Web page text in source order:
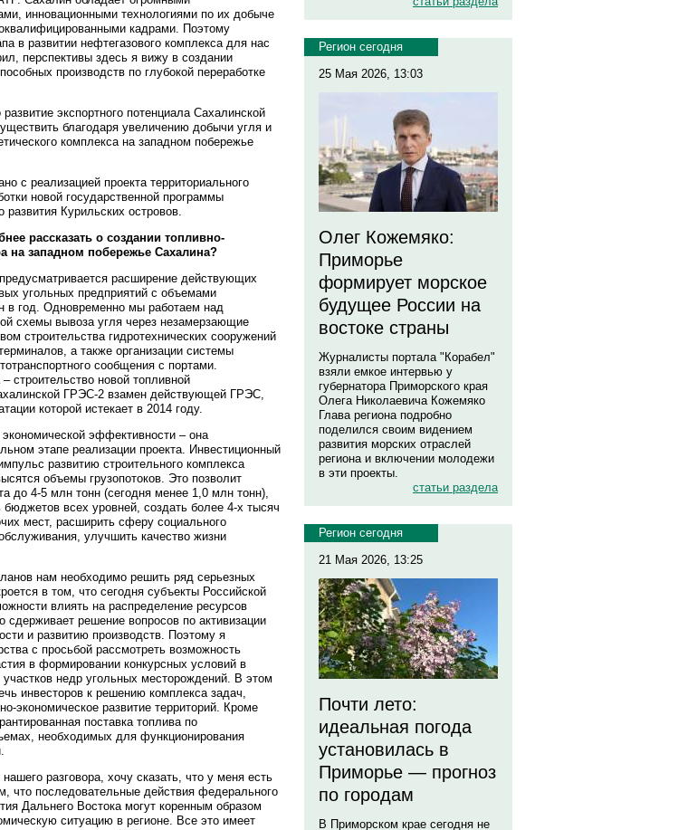
инновационными технологиями по их добыче
кадрами. Поэтому
в развитии нефтегазового комплекса для нас
перспективы здесь я вижу в создании
производств по глубокой переработке
экспортного потенциала Сахалинской
благодаря увеличению добычи угля и
комплекса на западном побережье
с реализацией проекта территориального
новой государственной программы
развития Курильских островов.
рассказать о создании топливно-
на западном побережье Сахалина?
расширение действующих
угольных предприятий с объемами
в год. Одновременно мы работаем над
схемы вывоза угля через незамерзающие
строительства гидротехнических сооружений
а также организации системы
сообщения с портами.
строительство новой топливной
ГРЭС-2 взамен действующей ГРЭС,
которой истекает в 2014 году.
эффективности – она
этапе реализации проекта. Инвестиционный
развитию строительного комплекса
объемы грузопотоков. Это позволит
до 4-5 млн тонн (сегодня менее 1,0 млн тонн),
всех уровней, создать более 4-х тысяч
мест, расширить сферу социального
улучшить качество жизни
нам необходимо решить ряд серьезных
в том, что сегодня субъекты Российской
влиять на распределение ресурсов
сдерживает решение вопросов по активизации
и развитию производств. Поэтому я
с просьбой рассмотреть возможность
в формировании конкурсных условий в
недр угольных месторождений. В этом
инвесторов к решению комплекса задач,
экономическое развитие территорий. Кроме
поставка топлива по
необходимых для функционирования
разговора, хочу сказать, что у меня есть
что последовательные действия федерального
Дальнего Востока могут коренным образом
ситуацию в регионе. Все это имеет
Регион сегодня
25 Мая 2026, 13:03
Олег Кожемяко:
Приморье
формирует морское
будущее России на
востоке страны
Журналисты портала "Корабел"
взяли емкое интервью у
губернатора Приморского края
Олега Николаевича Кожемяко
Глава региона подробно
поделился своим видением
развития морских отраслей
региона и включении молодежи
в эти проекты.
статьи раздела
Регион сегодня
21 Мая 2026, 13:25
Почти лето:
идеальная погода
установилась в
Приморье — прогноз
по городам
В Приморском крае сегодня не